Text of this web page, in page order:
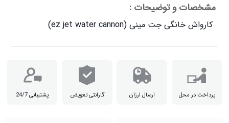
مشخصات و توضیحات :
کارواش خانگی جت مینی (ez jet water cannon)
پرداخت در محل ارسال ارزان گارانتی تعویض پشتیبانی 24/7